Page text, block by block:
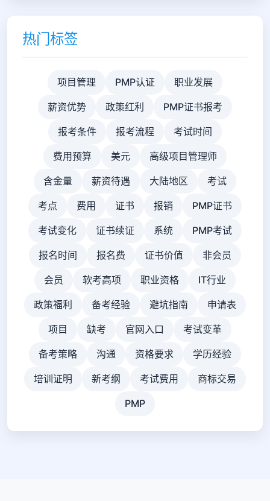
热门标签
项目管理 PMP认证 职业发展
薪资优势 政策红利 PMP证书报考
报考条件 报考流程 考试时间
费用预算 美元 高级项目管理师
含金量 薪资待遇 大陆地区 考试
考点 费用 证书 报销 PMP证书
考试变化 证书续证 系统 PMP考试
报名时间 报名费 证书价值 非会员
会员 软考高项 职业资格 IT行业
政策福利 备考经验 避坑指南 申请表
项目 缺考 官网入口 考试变革
备考策略 沟通 资格要求 学历经验
培训证明 新考纲 考试费用 商标交易
PMP